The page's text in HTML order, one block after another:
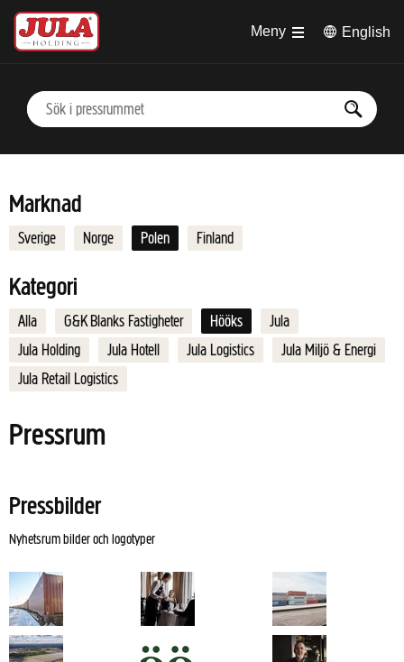
Hoppa till huvudinnehåll
Meny
English
Marknad
Sverige Norge Polen Finland
Kategori
Alla G&K Blanks Fastigheter Hööks
Jula
Jula Holding
Jula Hotell Jula Logistics
Jula Miljö & Energi
Jula Retail Logistics
Pressrum
Pressbilder
Nyhetsrum bilder och logotyper